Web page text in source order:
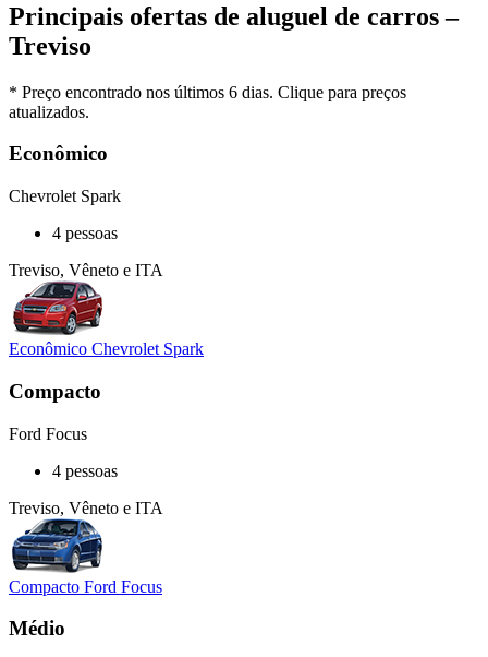
Principais ofertas de aluguel de carros –
Treviso
* Preço encontrado nos últimos 6 dias. Clique para preços
atualizados.
Econômico
Chevrolet Spark
4 pessoas
Treviso, Vêneto e ITA
Econômico Chevrolet Spark
Compacto
Ford Focus
4 pessoas
Treviso, Vêneto e ITA
Compacto Ford Focus
Médio